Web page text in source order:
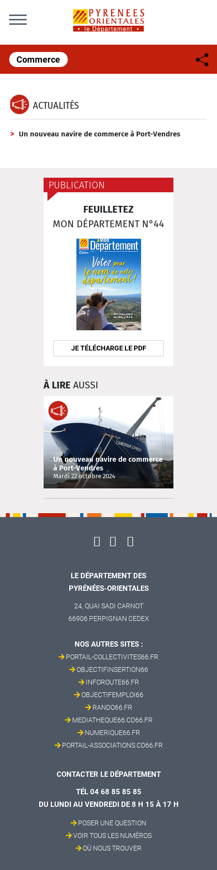
Commerce
ACTUALITÉS
Un nouveau navire de commerce à Port-Vendres
PUBLICATION
FEUILLETEZ
MON DÉPARTEMENT N°44
JE TÉLÉCHARGE LE PDF
À LIRE AUSSI
Un nouveau navire de commerce
à Port-Vendres
Mardi 22 octobre 2024
LE DÉPARTEMENT DES
PYRÉNÉES-ORIENTALES
24, QUAI SADI CARNOT
66906 PERPIGNAN CEDEX
NOS AUTRES SITES :
PORTAIL-COLLECTIVITES66.FR
OBJECTIFINSERTION66
INFOROUTE66.FR
OBJECTIFEMPLOI66
RANDO66.FR
MEDIATHEQUE66.CD66.FR
NUMERIQUE66.FR
PORTAIL-ASSOCIATIONS.CD66.FR
CONTACTER LE DÉPARTEMENT
TÉL 04 68 85 85 85
DU LUNDI AU VENDREDI DE 8 H 15 À 17 H
POSER UNE QUESTION
VOIR TOUS LES NUMÉROS
OÙ NOUS TROUVER